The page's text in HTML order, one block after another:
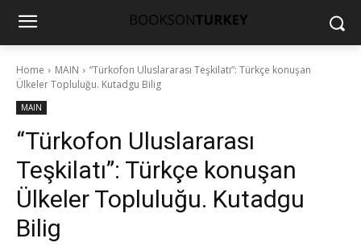
Home MAIN
“Türkofon Uluslararası Teşkilatı”: Türkçe konuşan
Ülkeler Topluluğu. Kutadgu Bilig
MAIN
“Türkofon Uluslararası
Teşkilatı”: Türkçe konuşan
Ülkeler Topluluğu. Kutadgu
Bilig